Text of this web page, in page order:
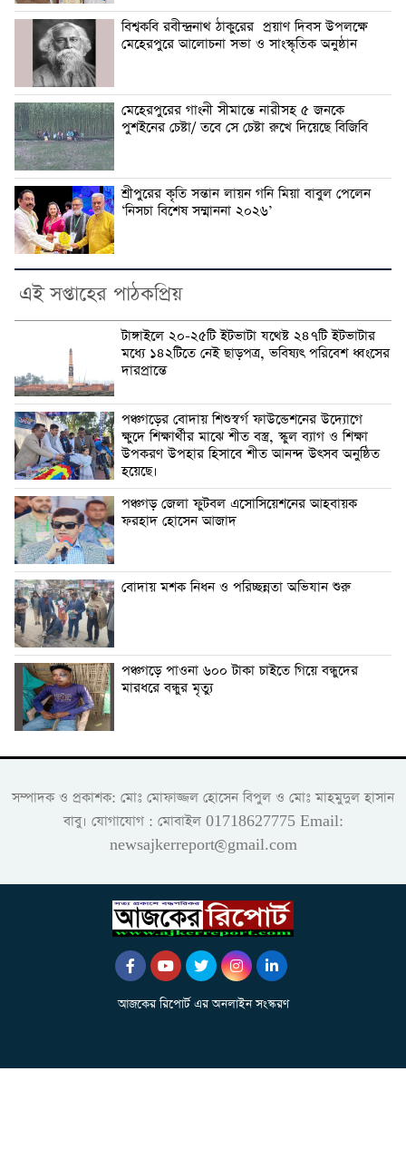
বিশ্বকবি রবীন্দ্রনাথ ঠাকুরের প্রয়াণ দিবস উপলক্ষে
মেহেরপুরে আলোচনা সভা ও সাংস্কৃতিক অনুষ্ঠান
মেহেরপুরের গাংনী সীমান্তে নারীসহ ৫ জনকে
পুশইনের চেষ্টা/ তবে সে চেষ্টা রুখে দিয়েছে বিজিবি
শ্রীপুরের কৃতি সন্তান লায়ন গনি মিয়া বাবুল পেলেন
‘নিসচা বিশেষ সম্মাননা ২০২৬’
এই সপ্তাহের পাঠকপ্রিয়
টাঙ্গাইলে ২০-২৫টি ইটভাটা যথেষ্ট ২৪৭টি ইটভাটার
মধ্যে ১৪২টিতে নেই ছাড়পত্র, ভবিষ্যৎ পরিবেশ ধ্বংসের
দারপ্রান্তে
পঞ্চগড়ের বোদায় শিশুস্বর্গ ফাউন্ডেশনের উদ্যোগে
ক্ষুদে শিক্ষার্থীর মাঝে শীত বস্ত্র, স্কুল ব্যাগ ও শিক্ষা
উপকরণ উপহার হিসাবে শীত আনন্দ উৎসব অনুষ্ঠিত
হয়েছে।
পঞ্চগড় জেলা ফুটবল এসোসিয়েশনের আহবায়ক
ফরহাদ হোসেন আজাদ
বোদায় মশক নিধন ও পরিচ্ছন্নতা অভিযান শুরু
পঞ্চগড়ে পাওনা ৬০০ টাকা চাইতে গিয়ে বন্ধুদের
মারধরে বন্ধুর মৃত্যু
সম্পাদক ও প্রকাশক: মোঃ মোফাজ্জল হোসেন বিপুল ও মোঃ মাহমুদুল হাসান
বাবু। যোগাযোগ : মোবাইল 01718627775 Email:
newsajkerreport@gmail.com
আজকের রিপোর্ট এর অনলাইন সংস্করণ